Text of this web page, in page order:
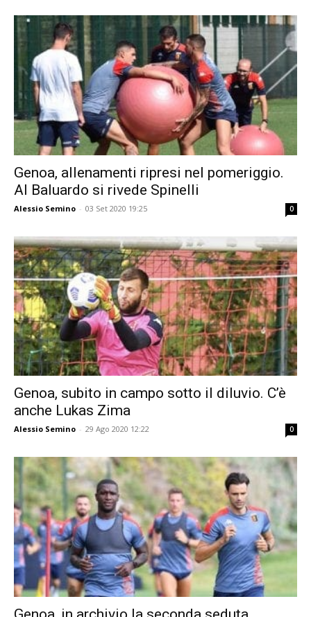
Genoa, allenamenti ripresi nel pomeriggio.
Al Baluardo si rivede Spinelli
Alessio Semino - 03 Set 2020 19:25 0
Genoa, subito in campo sotto il diluvio. C’è
anche Lukas Zima
Alessio Semino - 29 Ago 2020 12:22 0